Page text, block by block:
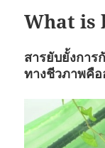
What is
สารยับยั้งการ
ทางชีวภาพคือ